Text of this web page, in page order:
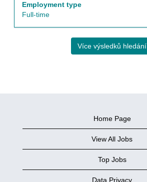
Employment type
Full-time
Více výsledků hledání
Home Page
View All Jobs
Top Jobs
Data Privacy